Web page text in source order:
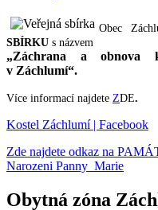
Obec
SBÍRKU s názvem
„Záchrana a obnova
v Záchlumí“.
Více informací najdete ZDE.
Kostel Záchlumí | Facebook
Zde najdete odkaz na
Narozeni Panny Marie
Obytná zóna